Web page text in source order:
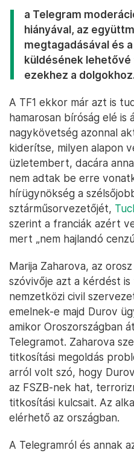
a Telegram
hiányával, az
megtagadásával és
küldésének
ezekhez a
A TF1 ekkor már azt is
hamarosan bíróság elé is
nagykövetség azonnal
kiderítse, milyen alapon
üzletembert, dacára
nem adtak be erre
hírügynökség a
sztárműsorvezetőjét,
szerint a franciák azért
mert „nem hajlandó
Marija Zaharova, az
szóvivője azt a kérdést
nemzetközi civil
emelnek-e majd Durov
amikor Oroszországban
Telegramot. Zaharova
titkosítási megoldás
arról volt szó, hogy
az FSZB-nek hat,
titkosítási kulcsait. Az
elérhető az országban.
A Telegramról és annak